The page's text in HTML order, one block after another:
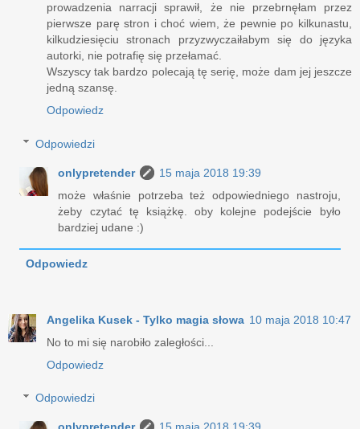
prowadzenia narracji sprawił, że nie przebrnęłam przez
pierwsze parę stron i choć wiem, że pewnie po kilkunastu,
kilkudziesięciu stronach przyzwyczaiłabym się do języka
autorki, nie potrafię się przełamać.
Wszyscy tak bardzo polecają tę serię, może dam jej jeszcze
jedną szansę.
Odpowiedz
Odpowiedzi
onlypretender
15 maja 2018 19:39
może właśnie potrzeba też odpowiedniego nastroju,
żeby czytać tę książkę. oby kolejne podejście było
bardziej udane :)
Odpowiedz
Angelika Kusek - Tylko magia słowa 10 maja 2018 10:47
No to mi się narobiło zaległości...
Odpowiedz
Odpowiedzi